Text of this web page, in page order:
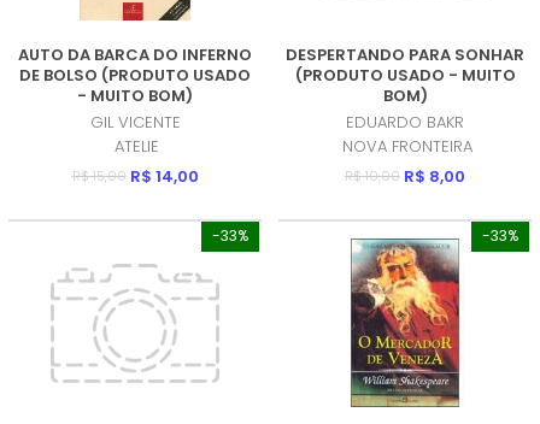
AUTO DA BARCA DO INFERNO
DE BOLSO (PRODUTO USADO
- MUITO BOM)
GIL VICENTE
ATELIE
R$ 15,00 R$ 14,00
DESPERTANDO PARA SONHAR
(PRODUTO USADO - MUITO
BOM)
EDUARDO BAKR
NOVA FRONTEIRA
R$ 10,00 R$ 8,00
-33% -33%